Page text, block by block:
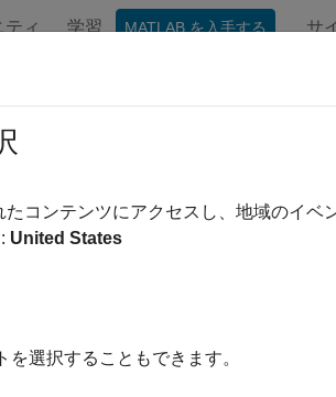
ティ 学習 MATLAB を入手する サ
C++:2008 Rule 3-3-2
has internal linkage then all re-
コンテンツにアクセスし、地域のイ
United States
選択することもできます。